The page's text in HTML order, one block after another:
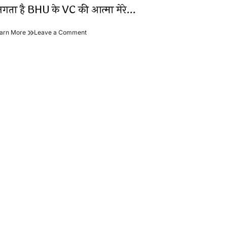
जाए
है BHU के VC की आत्मा मेरे…
More पॉलिटिकल
Leave a Commenton